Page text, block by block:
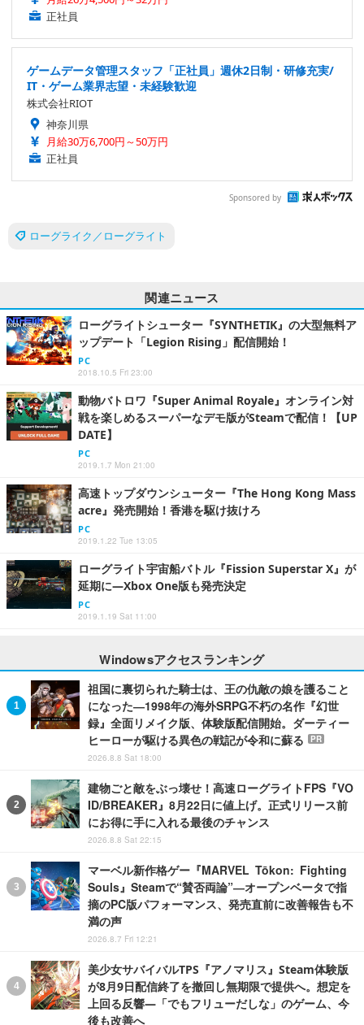
正社員
ゲームデータ管理スタッフ「正社員」週休2日制・研修充実/
IT・ゲーム業界志望・未経験歓迎
株式会社RIOT
神奈川県
月給30万6,700円～50万円
正社員
Sponsored by
ローグライク／ローグライト
関連ニュース
ローグライトシューター『SYNTHETIK』の大型無料ア
ップデート「Legion Rising」配信開始！
PC
2018.10.5 Fri 23:00
動物バトロワ『Super Animal Royale』オンライン対
戦を楽しめるスーパーなデモ版がSteamで配信！【UP
DATE】
PC
2019.1.7 Mon 21:00
高速トップダウンシューター『The Hong Kong Mass
acre』発売開始！香港を駆け抜けろ
PC
2019.1.22 Tue 13:05
ローグライト宇宙船バトル『Fission Superstar X』が
延期に―Xbox One版も発売決定
PC
2019.1.19 Sat 11:00
Windowsアクセスランキング
祖国に裏切られた騎士は、王の仇敵の娘を護ること
になった―1998年の海外SRPG不朽の名作『幻世
録』全面リメイク版、体験版配信開始。ダーティー
ヒーローが駆ける異色の戦記が令和に蘇る
PR
2026.8.8 Sat 18:00
建物ごと敵をぶっ壊せ！高速ローグライトFPS『VO
ID/BREAKER』8月22日に値上げ。正式リリース前
にお得に手に入れる最後のチャンス
2026.8.8 Sat 22:15
マーベル新作格ゲー『MARVEL Tōkon: Fighting
Souls』Steamで“賛否両論”―オープンベータで指
摘のPC版パフォーマンス、発売直前に改善報告も不
満の声
2026.8.7 Fri 12:21
美少女サバイバルTPS『アノマリス』Steam体験版
が8月9日配信終了を撤回し無期限で提供へ。想定を
上回る反響―「でもフリューだしな」のゲーム、今
後も改善へ